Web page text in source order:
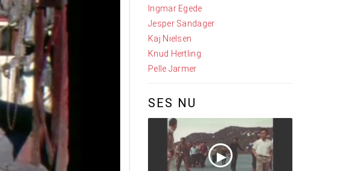
Ingmar Egede
Jesper Sandager
Kaj Nielsen
Knud Hertling
Pelle Jarmer
SES NU